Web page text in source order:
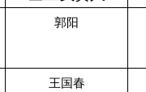
郭阳
王国春